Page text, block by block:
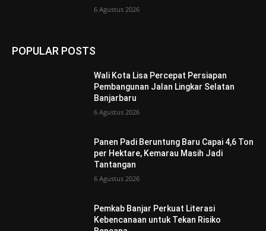
6 Agustus 2026
POPULAR POSTS
Wali Kota Lisa Percepat Persiapan
Pembangunan Jalan Lingkar Selatan
Banjarbaru
6 Agustus 2026
Panen Padi Beruntung Baru Capai 4,6 Ton
per Hektare, Kemarau Masih Jadi
Tantangan
6 Agustus 2026
Pemkab Banjar Perkuat Literasi
Kebencanaan untuk Tekan Risiko